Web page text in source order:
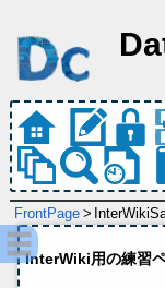
FrontPage >
InterWiki用の練習ペ